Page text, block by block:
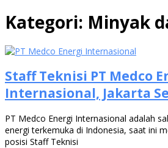
Kategori: Minyak
Staff Teknisi PT Medco
Internasional, Jakarta
PT Medco Energi Internasional adalah
energi terkemuka di Indonesia, saat ini
posisi Staff Teknisi